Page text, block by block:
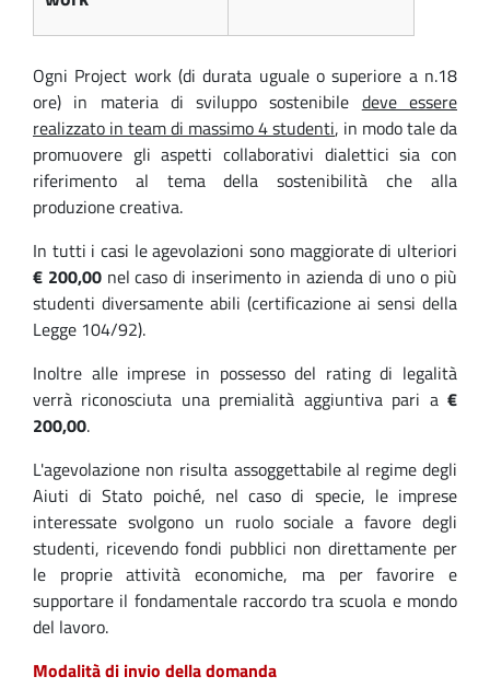
Ogni Project work (di durata uguale o superiore a n.18
ore) in materia di sviluppo sostenibile deve essere
realizzato in team di massimo 4 studenti, in modo tale da
promuovere gli aspetti collaborativi dialettici sia con
riferimento al tema della sostenibilità che alla
produzione creativa.
In tutti i casi le agevolazioni sono maggiorate di ulteriori
€ 200,00nel caso di inserimento in azienda di uno o più
studenti diversamente abili (certificazione ai sensi della
Legge 104/92).
Inoltre alle imprese in possesso del rating di legalità
verrà riconosciuta una premialità aggiuntiva pari a €
200,00.
L'agevolazione non risulta assoggettabile al regime degli
Aiuti di Stato poiché, nel caso di specie, le imprese
interessate svolgono un ruolo sociale a favore degli
studenti, ricevendo fondi pubblici non direttamente per
le proprie attività economiche, ma per favorire e
supportare il fondamentale raccordo tra scuola e mondo
del lavoro.
Modalità di invio della domanda